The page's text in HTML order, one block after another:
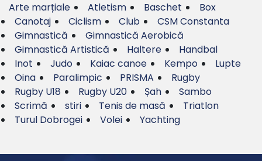
Arte marțiale
Atletism Baschet
Box
Canotaj
Ciclism Club
CSM Constanta
Gimnastică
Gimnastică Aerobică
Gimnastică Artistică
Haltere
Handbal
Inot
Judo Kaiac canoe Kempo
Lupte
Oina
Paralimpic PRISMA
Rugby
Rugby U18
Rugby U20 Șah
Sambo
Scrimă
stiri Tenis de masă
Triatlon
Turul Dobrogei
Volei Yachting